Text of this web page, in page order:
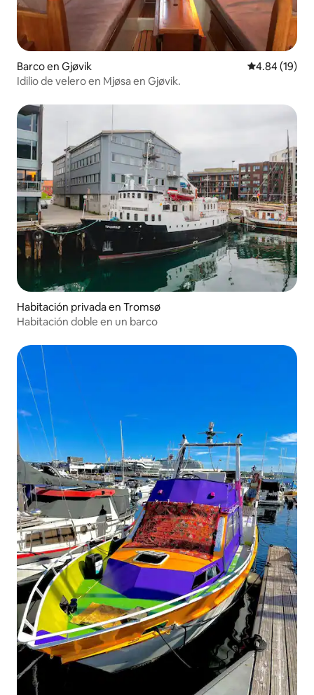
Barco en Gjøvik Calificación
4.84 (19)
Idilio de velero en Mjøsa en Gjøvik.
Habitación privada en Tromsø
Habitación doble en un barco